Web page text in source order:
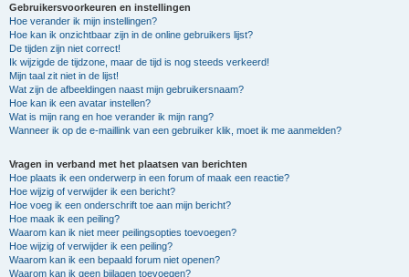
Gebruikersvoorkeuren en instellingen
Hoe verander ik mijn instellingen?
Hoe kan ik onzichtbaar zijn in de online gebruikers lijst?
De tijden zijn niet correct!
Ik wijzigde de tijdzone, maar de tijd is nog steeds verkeerd!
Mijn taal zit niet in de lijst!
Wat zijn de afbeeldingen naast mijn gebruikersnaam?
Hoe kan ik een avatar instellen?
Wat is mijn rang en hoe verander ik mijn rang?
Wanneer ik op de e-maillink van een gebruiker klik, moet ik me aanmelden?
Vragen in verband met het plaatsen van berichten
Hoe plaats ik een onderwerp in een forum of maak een reactie?
Hoe wijzig of verwijder ik een bericht?
Hoe voeg ik een onderschrift toe aan mijn bericht?
Hoe maak ik een peiling?
Waarom kan ik niet meer peilingsopties toevoegen?
Hoe wijzig of verwijder ik een peiling?
Waarom kan ik een bepaald forum niet openen?
Waarom kan ik geen bijlagen toevoegen?